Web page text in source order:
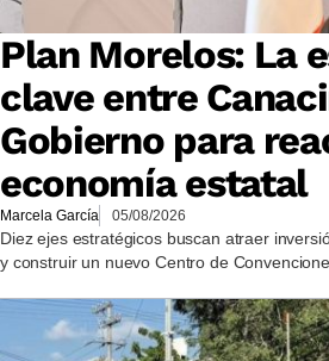
Plan Morelos: La
clave entre
Gobierno para
economía estatal
Marcela García 05/08/2026
Diez ejes estratégicos buscan atraer
y construir un nuevo Centro de